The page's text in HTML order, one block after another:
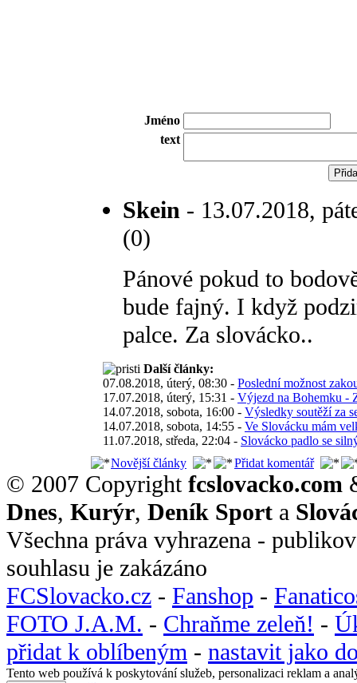
Jméno
text
Skein - 13.07.2018,
(0)
Pánové pokud to
bude fajný. I když
palce. Za slovácko..
Další články:
07.08.2018, úterý, 08:30 - Poslední možnost
17.07.2018, úterý, 15:31 - Výjezd na Bohemku -
14.07.2018, sobota, 16:00 - Výsledky soutěží za
14.07.2018, sobota, 14:55 - Ve Slovácku mám
11.07.2018, středa, 22:04 - Slovácko padlo se
Novější články
Přidat komentář
© 2007 Copyright fcslovacko.com
Dnes, Kurýr, Deník Sport a
Všechna práva vyhrazena -
souhlasu je zakázáno
FCSlovacko.cz - Fanshop -
FOTO J.A.M. - Chraňme zeleň! -
přidat k oblíbeným - nastavit jako
Tento web používá k poskytování služeb, personalizaci reklam a